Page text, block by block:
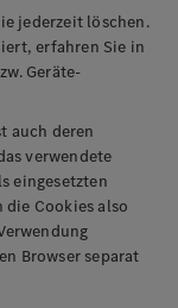
jederzeit löschen.
erfahren Sie in
Geräte-
auch deren
verwendete
eingesetzten
die Cookies also
Browser separat